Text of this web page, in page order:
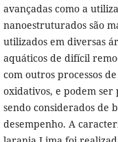
avançadas como a
nanoestruturados são
utilizados em diversas
aquáticos de difícil
com outros processos
oxidativos, e podem ser
sendo considerados de
desempenho. A